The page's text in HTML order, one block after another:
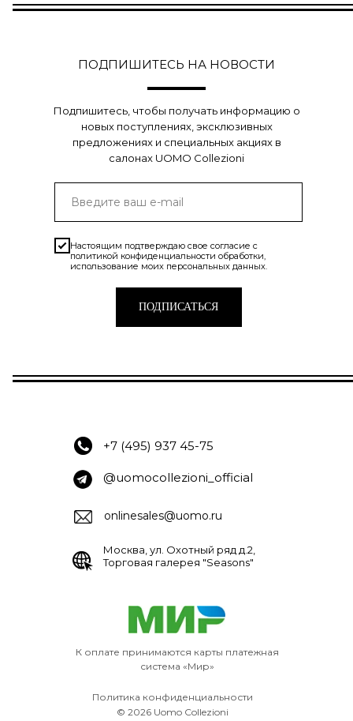
Настоящим подтверждаю свое согласие с
политикой конфиденциальности обработки,
использование моих персональных данных.
ПОДПИСАТЬСЯ
ПОДПИШИТЕСЬ НА НОВОСТИ
Подпишитесь, чтобы получать информацию о
новых поступлениях, эксклюзивных
предложениях и специальных акциях в
салонах UOMO Collezioni
© 2026 Uomo Collezioni
@uomocollezioni_official
+7 (495) 937 45-75
onlinesales@uomo.ru
Москва, ул. Охотный ряд д.2,
Торговая галерея "Seasons"
Политика конфиденциальности
К оплате принимаются карты платежная
система «Мир»